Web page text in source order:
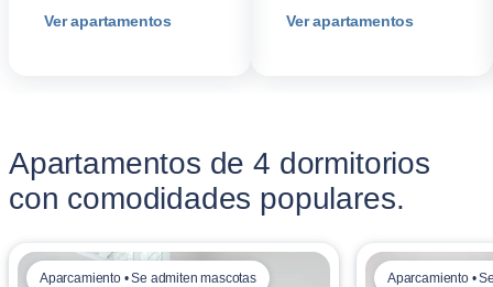
Ver apartamentos Ver apartamentos
Apartamentos de 4 dormitorios
con comodidades populares.
Aparcamiento • Se admiten mascotas Aparcamiento •